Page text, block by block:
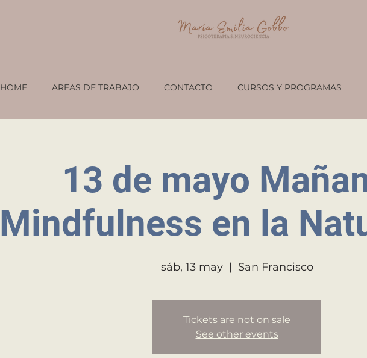
HOME AREAS DE TRABAJO CONTACTO CURSOS Y PROGRAMAS
13 de mayo
Mindfulness en la
sáb, 13 may
  |
San Francisco
Tickets are not on sale
See other events